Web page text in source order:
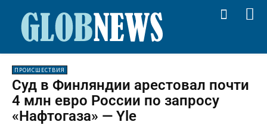
ПРОИСШЕСТВИЯ
Суд в Финляндии арестовал почти
4 млн евро России по запросу
«Нафтогаза» — Yle